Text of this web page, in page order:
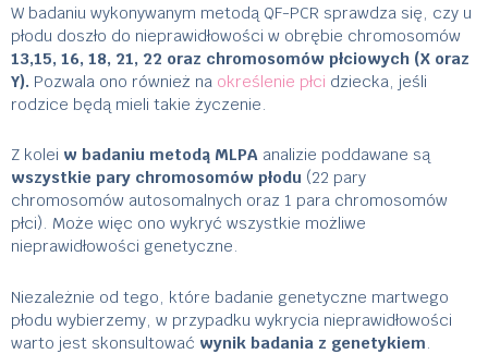
W badaniu wykonywanym metodą QF-PCR sprawdza się, czy u
płodu doszło do nieprawidłowości w obrębie chromosomów
13,15, 16, 18, 21, 22 oraz chromosomów płciowych (X oraz
Y). Pozwala ono również na określenie płci dziecka, jeśli
rodzice będą mieli takie życzenie.
Z kolei w badaniu metodą MLPAanalizie poddawane są
wszystkie pary chromosomów płodu (22 pary
chromosomów autosomalnych oraz 1 para chromosomów
płci). Może więc ono wykryć wszystkie możliwe
nieprawidłowości genetyczne.
Niezależnie od tego, które badanie genetyczne martwego
płodu wybierzemy, w przypadku wykrycia nieprawidłowości
warto jest skonsultować wynik badania z genetykiem